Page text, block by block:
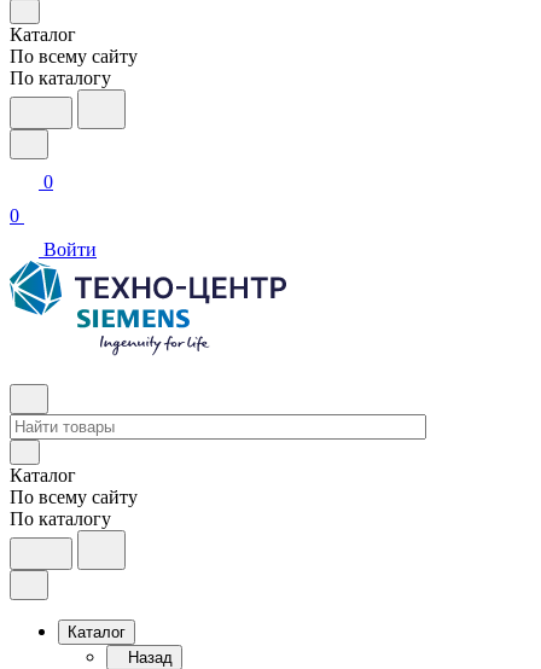
Каталог
По всему сайту
По каталогу
0
0
Войти
Каталог
По всему сайту
По каталогу
Каталог
Назад